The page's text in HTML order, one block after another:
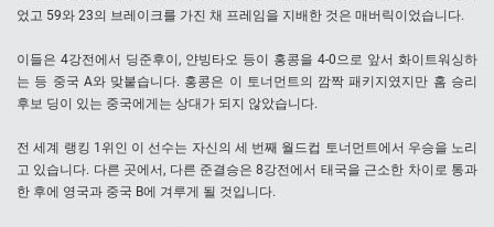
었고 59와 23의 브레이크를 가진 채 프레임을 지배한 것은 매버릭이었습니다.
이들은 4강전에서 딩준후이, 얀빙타오 등이 홍콩을 4-0으로 앞서 화이트워싱하
는 등 중국 A와 맞붙습니다. 홍콩은 이 토너먼트의 깜짝 패키지였지만 홈 승리
후보 딩이 있는 중국에게는 상대가 되지 않았습니다.
전 세계 랭킹 1위인 이 선수는 자신의 세 번째 월드컵 토너먼트에서 우승을 노리
고 있습니다. 다른 곳에서, 다른 준결승은 8강전에서 태국을 근소한 차이로 통과
한 후에 영국과 중국 B에 겨루게 될 것입니다.